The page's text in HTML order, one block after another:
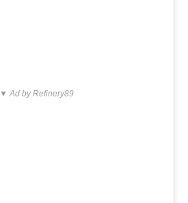
▼ Ad by Refinery89